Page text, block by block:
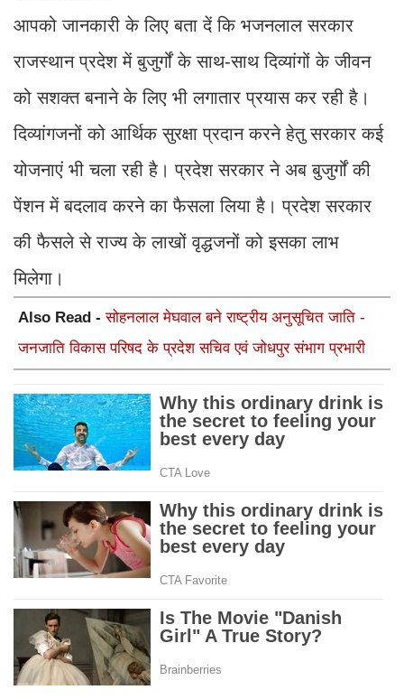
आपको जानकारी के लिए बता दें कि भजनलाल सरकार
राजस्थान प्रदेश में बुजुर्गों के साथ-साथ दिव्यांगों के जीवन
को सशक्त बनाने के लिए भी लगातार प्रयास कर रही है।
दिव्यांगजनों को आर्थिक सुरक्षा प्रदान करने हेतु सरकार कई
योजनाएं भी चला रही है। प्रदेश सरकार ने अब बुजुर्गों की
पेंशन में बदलाव करने का फैसला लिया है। प्रदेश सरकार
की फैसले से राज्य के लाखों वृद्धजनों को इसका लाभ
मिलेगा।
Also Read -सोहनलाल मेघवाल बने राष्ट्रीय अनुसूचित जाति -
जनजाति विकास परिषद के प्रदेश सचिव एवं जोधपुर संभाग प्रभारी